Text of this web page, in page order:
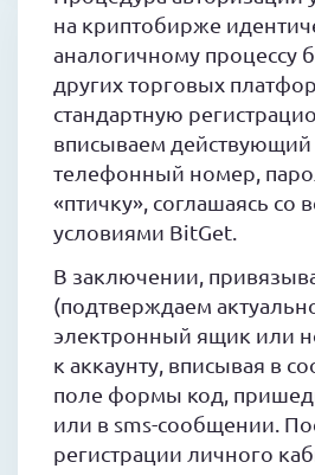
на криптобирже
аналогичному процессу
других торговых
стандартную
вписываем
телефонный номер,
«птичку», соглашаясь со
условиями BitGet.
В заключении,
(подтверждаем
электронный ящик или
к аккаунту, вписывая в
поле формы код,
или в sms-сообщении.
регистрации личного